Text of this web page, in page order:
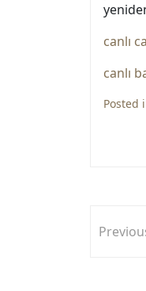
canlı
canlı
Posted
Yazı